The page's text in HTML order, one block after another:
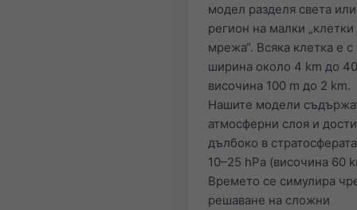
модел разделя света
регион на малки „клетки
мрежа“. Всяка клетка е с
ширина около 4 km до
височина 100 m до 2 km.
Нашите модели
атмосферни слоя и
дълбоко в
10–25 hPa (височина 60
Времето се симулира
решаване на сложни